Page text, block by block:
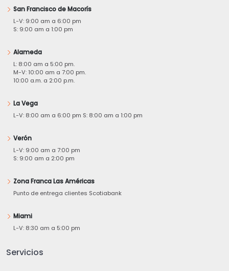
San Francisco de Macorís
L-V: 9:00 am a 6:00 pm
S: 9:00 am a 1:00 pm
Alameda
L: 8:00 am a 5:00 pm.
M-V: 10:00 am a 7:00 pm.
10:00 a.m. a 2:00 p.m.
La Vega
L-V: 8:00 am a 6:00 pm S: 8:00 am a 1:00 pm
Verón
L-V: 9:00 am a 7:00 pm
S: 9:00 am a 2:00 pm
Zona Franca Las Américas
Punto de entrega clientes Scotiabank
Miami
L-V: 8:30 am a 5:00 pm
Servicios